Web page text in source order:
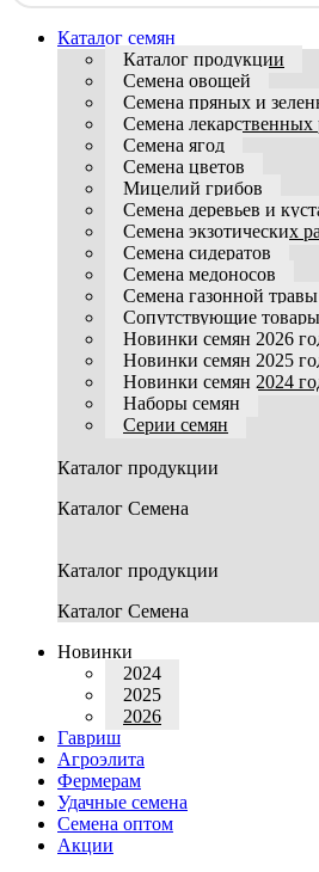
Каталог семян
Каталог продукции
Семена овощей
Семена пряных и
Семена лекарственных
Семена ягод
Семена цветов
Мицелий грибов
Семена деревьев и
Семена экзотических
Семена сидератов
Семена медоносов
Семена газонной травы
Сопутствующие товары
Новинки семян 2026
Новинки семян 2025
Новинки семян 2024
Наборы семян
Серии семян
Каталог продукции
Каталог Семена
Каталог продукции
Каталог Семена
Новинки
2024
2025
2026
Гавриш
Агроэлита
Фермерам
Удачные семена
Семена оптом
Акции